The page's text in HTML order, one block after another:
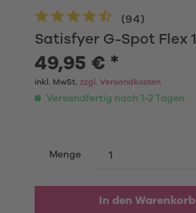
Satisfyer G-Spot Flex 1
(94)
49,95 € *
inkl. MwSt. zzgl. Versandkosten
Versandfertig nach 1-2 Tagen
Menge
In den Warenkorb